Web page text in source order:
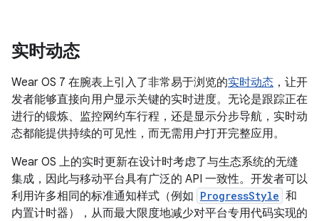
实时动态
Wear OS 7 在腕表上引入了非常易于浏览的实时动态 ，让开
发者能够直接向用户显示关键的实时进度。无论是跟踪正在
进行的锻炼、监控网约车行程，还是显示分步导航，实时动
态都能提供持续的可见性，而无需用户打开完整应用。
Wear OS 上的实时更新在设计时考虑了与生态系统的无缝
集成，因此与移动平台具有广泛的 API 一致性。开发者可以
利用许多相同的标准通知样式（例如 ProgressStyle 和
内置计时器），从而最大限度地减少对平台专用代码实现的